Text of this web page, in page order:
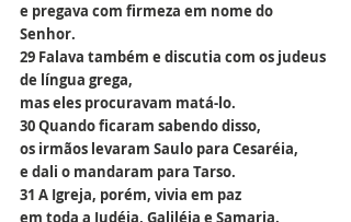
e pregava com firmeza em nome do
Senhor.
29 Falava também e discutia com os judeus
de língua grega,
mas eles procuravam matá-lo.
30 Quando ficaram sabendo disso,
os irmãos levaram Saulo para Cesaréia,
e dali o mandaram para Tarso.
31 A Igreja, porém, vivia em paz
em toda a Judéia, Galiléia e Samaria.